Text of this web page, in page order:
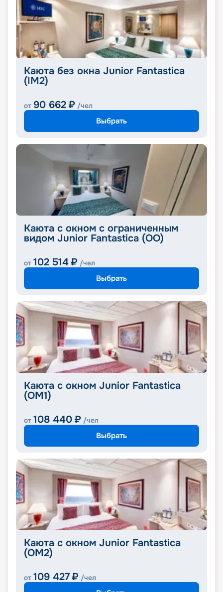
Каюта без окна Junior Fantastica
(IM2)
от 90 662 ₽ /чел
Выбрать
Каюта с окном с ограниченным
видом Junior Fantastica (OO)
от 102 514 ₽ /чел
Выбрать
Каюта с окном Junior Fantastica
(OM1)
от 108 440 ₽ /чел
Выбрать
Каюта с окном Junior Fantastica
(OM2)
от 109 427 ₽ /чел